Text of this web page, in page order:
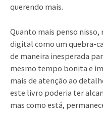
querendo mais.
Quanto mais penso
digital como um quebra-
de maneira inesperada
mesmo tempo bonita e
mais de atenção ao
este livro poderia ter
mas como está,